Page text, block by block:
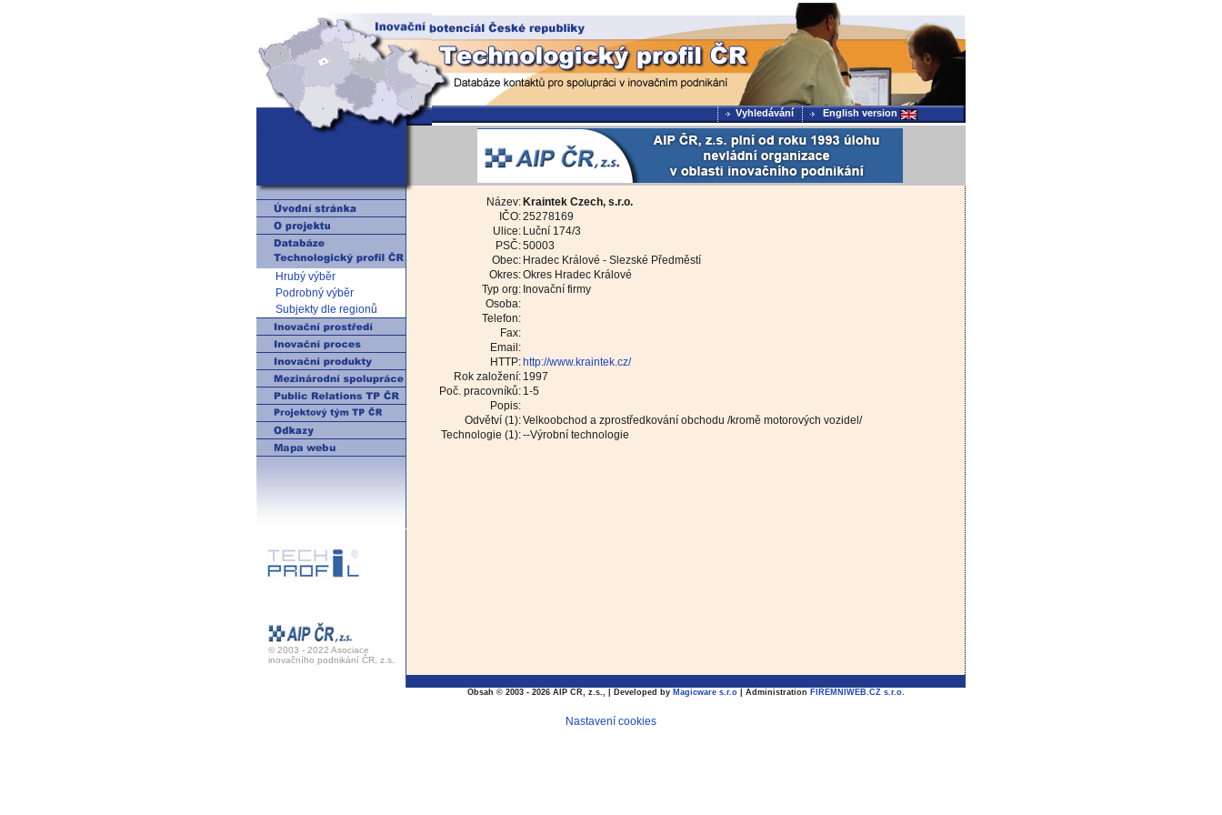
Vyhledávání English version
Hrubý výběr
Podrobný výběr
Subjekty dle regionů
© 2003 - 2022 Asociace
inovačního podnikání ČR, z.s.
Název: Kraintek Czech, s.r.o.
IČO:25278169
Ulice: Luční 174/3
PSČ:50003
Obec: Hradec Králové - Slezské Předměstí
Okres:Okres Hradec Králové
Typ org: Inovační firmy
Osoba:
Telefon:
Fax:
Email:
HTTP: http://www.kraintek.cz/
Rok založení: 1997
Poč. pracovníků: 1-5
Popis:
Odvětví (1):Velkoobchod a zprostředkování obchodu /kromě motorových vozidel/
Technologie (1):--Výrobní technologie
Obsah © 2003 - 2026 AIP CR, z.s., | Developed by Magicware s.r.o | Administration FIREMNIWEB.CZ s.r.o.
Nastavení cookies